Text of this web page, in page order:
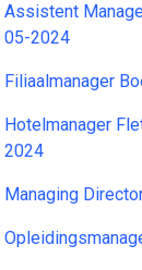
Assistent
05-2024
Filiaalmanager
Hotelmanager
2024
Managing